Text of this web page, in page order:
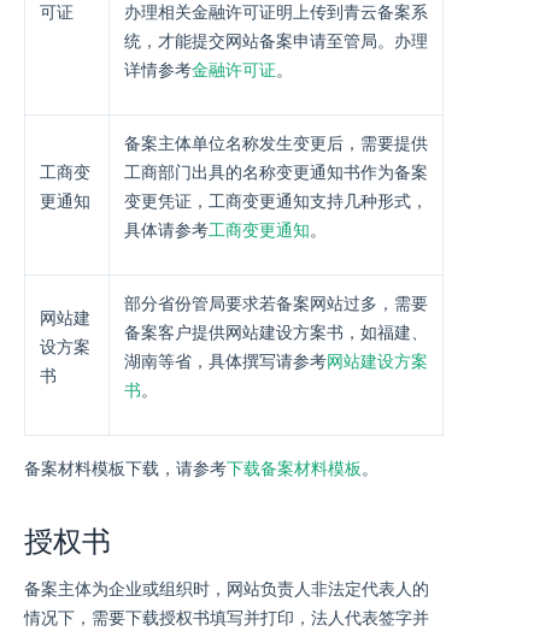
可证
办理相关金融许可证明上传到青云备案系
统，才能提交网站备案申请至管局。办理
详情参考金融许可证。
工商变
更通知
备案主体单位名称发生变更后，需要提供
工商部门出具的名称变更通知书作为备案
变更凭证，工商变更通知支持几种形式，
具体请参考工商变更通知。
网站建
设方案
书
部分省份管局要求若备案网站过多，需要
备案客户提供网站建设方案书，如福建、
湖南等省，具体撰写请参考网站建设方案
书。
备案材料模板下载，请参考下载备案材料模板 。
授权书
备案主体为企业或组织时，网站负责人非法定代表人的
情况下，需要下载授权书填写并打印，法人代表签字并